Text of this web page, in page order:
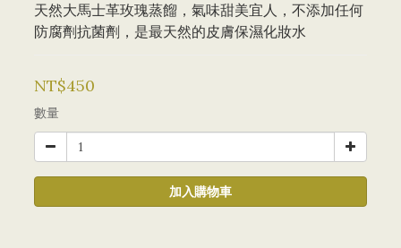
天然大馬士革玫瑰蒸餾，氣味甜美宜人，不添加任何
防腐劑抗菌劑，是最天然的皮膚保濕化妝水
NT$450
數量
加入購物車